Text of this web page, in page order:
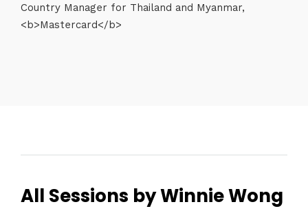
Country Manager for Thailand and Myanmar,
<b>Mastercard</b>
All Sessions by Winnie Wong